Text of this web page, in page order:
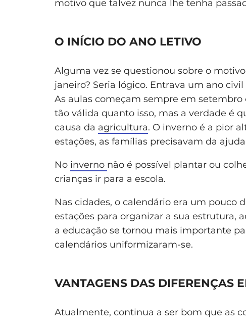
motivo que talvez nunca lhe tenha
O INÍCIO DO ANO LETIVO
Alguma vez se questionou sobre o
janeiro? Seria lógico. Entrava um ano
As aulas começam sempre em setembro
tão válida quanto isso, mas a verdade é
causa da agricultura. O inverno é a pior
estações, as famílias precisavam da
No inverno não é possível plantar ou
crianças ir para a escola.
Nas cidades, o calendário era um pouco
estações para organizar a sua estrutura,
a educação se tornou mais importante
calendários uniformizaram-se.
VANTAGENS DAS DIFERENÇAS
Atualmente, continua a ser bom que as